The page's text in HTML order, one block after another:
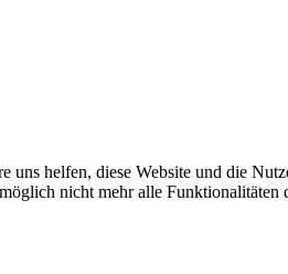
helfen, diese Website und die
nicht mehr alle Funktionalitäten